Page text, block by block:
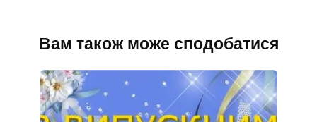
Вам також може сподобатися